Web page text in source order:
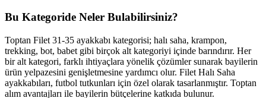
Bu Kategoride Neler Bulabilirsiniz?
Toptan Filet 31-35 ayakkabı kategorisi; halı saha, krampon,
trekking, bot, babet gibi birçok alt kategoriyi içinde barındırır. Her
bir alt kategori, farklı ihtiyaçlara yönelik çözümler sunarak bayilerin
ürün yelpazesini genişletmesine yardımcı olur. Filet Halı Saha
ayakkabıları, futbol tutkunları için özel olarak tasarlanmıştır. Toptan
alım avantajları ile bayilerin bütçelerine katkıda bulunur.